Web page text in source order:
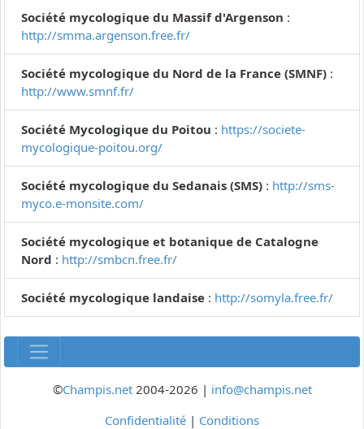
Société mycologique du Massif d'Argenson :
http://smma.argenson.free.fr/
Société mycologique du Nord de la France (SMNF) :
http://www.smnf.fr/
Société Mycologique du Poitou : https://societe-
mycologique-poitou.org/
Société mycologique du Sedanais (SMS) : http://sms-
myco.e-monsite.com/
Société mycologique et botanique de Catalogne
Nord : http://smbcn.free.fr/
Société mycologique landaise : http://somyla.free.fr/
©Champis.net2004-2026 | info@champis.net
Confidentialité | Conditions